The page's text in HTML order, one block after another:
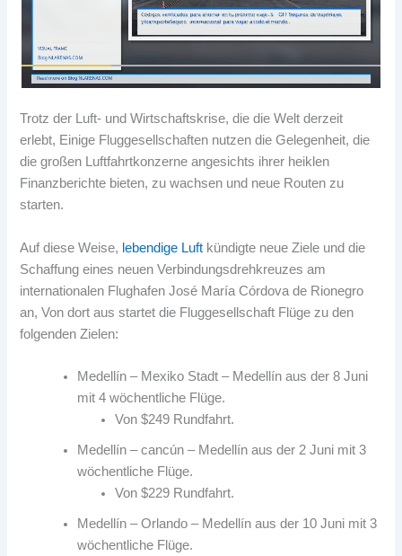
Trotz der Luft- und Wirtschaftskrise, die die Welt derzeit
erlebt, Einige Fluggesellschaften nutzen die Gelegenheit, die
die großen Luftfahrtkonzerne angesichts ihrer heiklen
Finanzberichte bieten, zu wachsen und neue Routen zu
starten.
Auf diese Weise, lebendige Luft kündigte neue Ziele und die
Schaffung eines neuen Verbindungsdrehkreuzes am
internationalen Flughafen José María Córdova de Rionegro
an, Von dort aus startet die Fluggesellschaft Flüge zu den
folgenden Zielen:
Medellín – Mexiko Stadt – Medellín aus der 8 Juni
mit 4 wöchentliche Flüge.
Von $249 Rundfahrt.
Medellín – cancún – Medellín aus der 2 Juni mit 3
wöchentliche Flüge.
Von $229 Rundfahrt.
Medellín – Orlando – Medellín aus der 10 Juni mit 3
wöchentliche Flüge.